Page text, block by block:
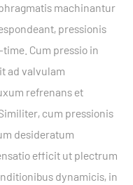
machinantur
pressionis
Cum pressio in
ad valvulam
refrenans et
cum pressionis
desideratum
efficit ut plectrum
dynamicis, in